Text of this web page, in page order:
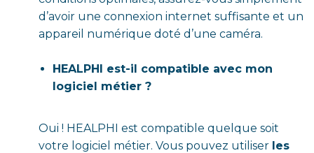
d’avoir une connexion internet suffisante et un
appareil numérique doté d’une caméra.
HEALPHI est-il compatible avec mon
logiciel métier ?
Oui ! HEALPHI est compatible quelque soit
votre logiciel métier. Vous pouvez utiliser les